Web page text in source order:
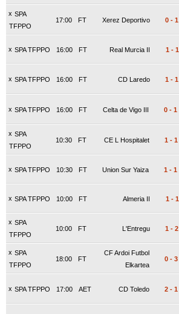
x SPA
TFPPO
FT
17:00 Xerez Deportivo 0 - 1
x SPA TFPPO FT
16:00 Real Murcia II 1 - 1
x SPA TFPPO FT
16:00 CD Laredo 1 - 1
x SPA TFPPO FT
16:00 Celta de Vigo III 0 - 1
x SPA
TFPPO
FT
10:30 CE L Hospitalet 1 - 1
x SPA TFPPO FT
10:30 Union Sur Yaiza 1 - 1
x SPA TFPPO FT
10:00 Almeria II 1 - 1
x SPA
TFPPO
FT
10:00 L'Entregu 1 - 2
x SPA
TFPPO
FT
18:00
CF Ardoi Futbol
Elkartea
0 - 3
x SPA TFPPO AET
17:00 CD Toledo 2 - 1